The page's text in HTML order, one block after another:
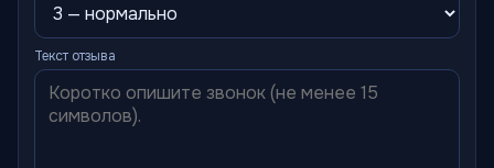
Текст отзыва